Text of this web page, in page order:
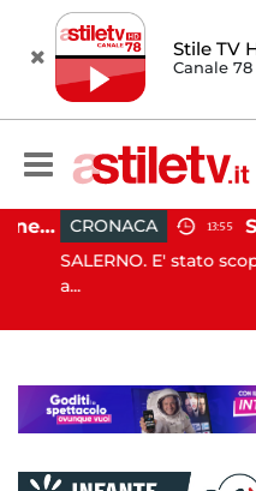
Stile TV
Canale 78
Capaccio Paestum, evasione tassa di soggiorno: scoperte 49 strutture fantasma, elevate 132 sanzioni CRONACA 13:55
SALERNO. E' stato